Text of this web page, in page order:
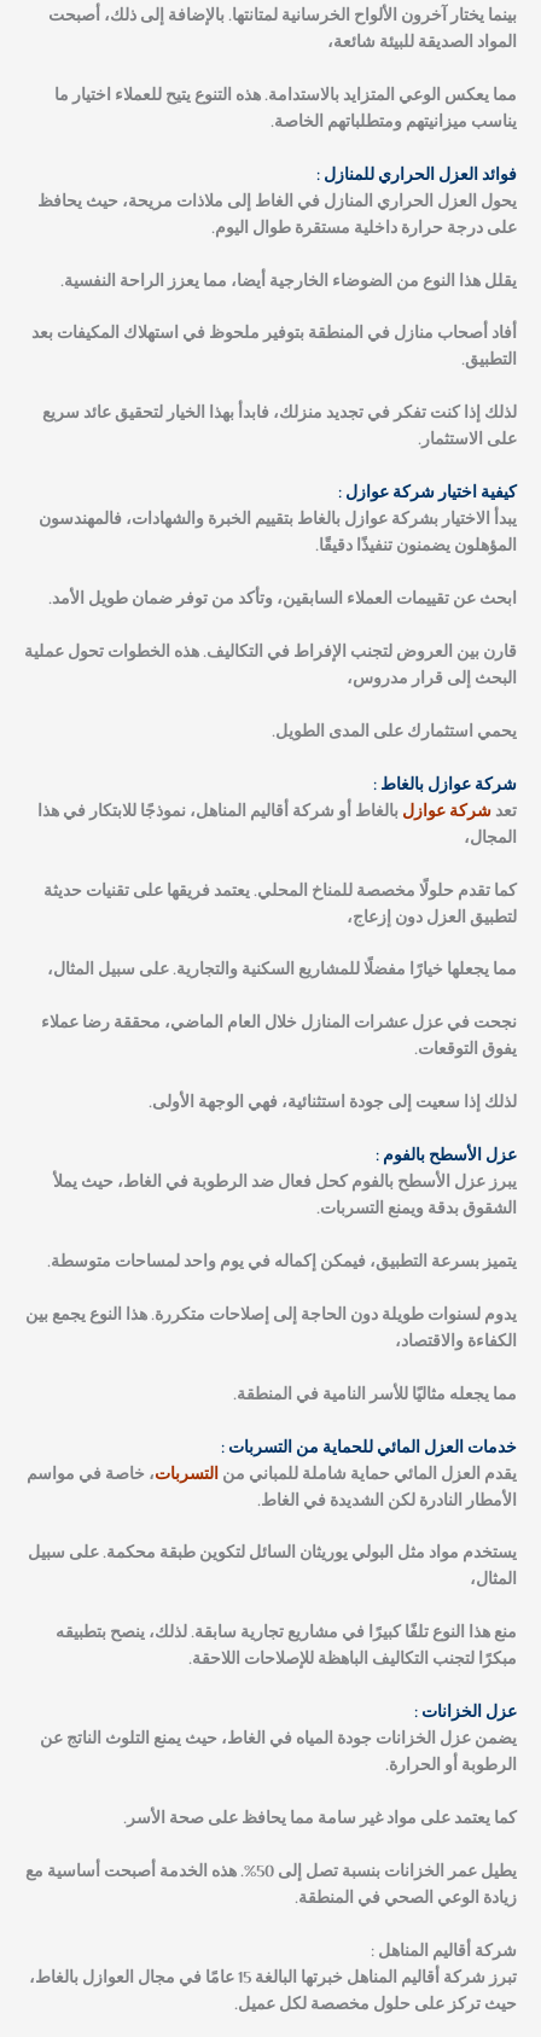
بينما يختار آخرون الألواح الخرسانية لمتانتها. بالإضافة إلى ذلك، أصبحت
المواد الصديقة للبيئة شائعة،
مما يعكس الوعي المتزايد بالاستدامة. هذه التنوع يتيح للعملاء اختيار ما
يناسب ميزانيتهم ومتطلباتهم الخاصة.
فوائد العزل الحراري للمنازل :
يحول العزل الحراري المنازل في الغاط إلى ملاذات مريحة، حيث يحافظ
على درجة حرارة داخلية مستقرة طوال اليوم.
يقلل هذا النوع من الضوضاء الخارجية أيضا، مما يعزز الراحة النفسية.
أفاد أصحاب منازل في المنطقة بتوفير ملحوظ في استهلاك المكيفات بعد
التطبيق.
لذلك إذا كنت تفكر في تجديد منزلك، فابدأ بهذا الخيار لتحقيق عائد سريع
على الاستثمار.
كيفية اختيار شركة عوازل :
يبدأ الاختيار بشركة عوازل بالغاط بتقييم الخبرة والشهادات، فالمهندسون
المؤهلون يضمنون تنفيذًا دقيقًا.
ابحث عن تقييمات العملاء السابقين، وتأكد من توفر ضمان طويل الأمد.
قارن بين العروض لتجنب الإفراط في التكاليف. هذه الخطوات تحول عملية
البحث إلى قرار مدروس،
يحمي استثمارك على المدى الطويل.
شركة عوازل بالغاط :
تعدشركة عوازلبالغاط أو شركة أقاليم المناهل، نموذجًا للابتكار في هذا
المجال،
كما تقدم حلولًا مخصصة للمناخ المحلي. يعتمد فريقها على تقنيات حديثة
لتطبيق العزل دون إزعاج،
مما يجعلها خيارًا مفضلًا للمشاريع السكنية والتجارية. على سبيل المثال،
نجحت في عزل عشرات المنازل خلال العام الماضي، محققة رضا عملاء
يفوق التوقعات.
لذلك إذا سعيت إلى جودة استثنائية، فهي الوجهة الأولى.
عزل الأسطح بالفوم :
يبرز عزل الأسطح بالفوم كحل فعال ضد الرطوبة في الغاط، حيث يملأ
الشقوق بدقة ويمنع التسربات.
يتميز بسرعة التطبيق، فيمكن إكماله في يوم واحد لمساحات متوسطة.
يدوم لسنوات طويلة دون الحاجة إلى إصلاحات متكررة. هذا النوع يجمع بين
الكفاءة والاقتصاد،
مما يجعله مثاليًا للأسر النامية في المنطقة.
خدمات العزل المائي للحماية من التسربات :
يقدم العزل المائي حماية شاملة للمباني منالتسربات، خاصة في مواسم
الأمطار النادرة لكن الشديدة في الغاط.
يستخدم مواد مثل البولي يوريثان السائل لتكوين طبقة محكمة. على سبيل
المثال،
منع هذا النوع تلفًا كبيرًا في مشاريع تجارية سابقة. لذلك، ينصح بتطبيقه
مبكرًا لتجنب التكاليف الباهظة للإصلاحات اللاحقة.
عزل الخزانات :
يضمن عزل الخزانات جودة المياه في الغاط، حيث يمنع التلوث الناتج عن
الرطوبة أو الحرارة.
كما يعتمد على مواد غير سامة مما يحافظ على صحة الأسر.
يطيل عمر الخزانات بنسبة تصل إلى 50%. هذه الخدمة أصبحت أساسية مع
زيادة الوعي الصحي في المنطقة.
شركة أقاليم المناهل :
تبرز شركة أقاليم المناهل خبرتها البالغة 15 عامًا في مجال العوازل بالغاط،
حيث تركز على حلول مخصصة لكل عميل.